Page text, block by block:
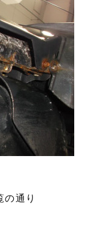
通り